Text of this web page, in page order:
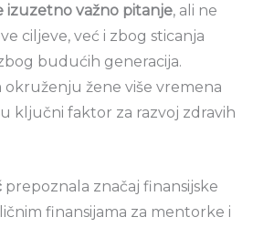
izuzetno važno pitanje, ali ne
ciljeve, već i zbog sticanja
budućih generacija.
okruženju žene više vremena
ključni faktor za razvoj zdravih
prepoznala značaj finansijske
finansijama za mentorke i